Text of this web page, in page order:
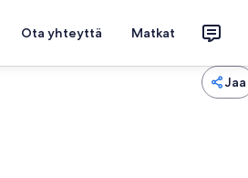
Ota yhteyttä Matkat
Jaa